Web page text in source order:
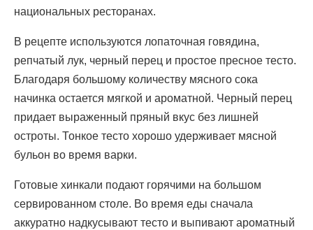
национальных ресторанах.
В рецепте используются лопаточная говядина,
репчатый лук, черный перец и простое пресное тесто.
Благодаря большому количеству мясного сока
начинка остается мягкой и ароматной. Черный перец
придает выраженный пряный вкус без лишней
остроты. Тонкое тесто хорошо удерживает мясной
бульон во время варки.
Готовые хинкали подают горячими на большом
сервированном столе. Во время еды сначала
аккуратно надкусывают тесто и выпивают ароматный